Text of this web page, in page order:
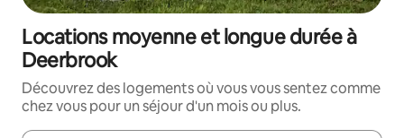
Locations moyenne et longue durée à
Deerbrook
Découvrez des logements où vous vous sentez comme
chez vous pour un séjour d'un mois ou plus.